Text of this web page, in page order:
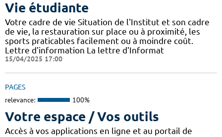
Vie étudiante
Votre cadre de vie Situation de l'Institut et son cadre
de vie, la restauration sur place ou à proximité, les
sports praticables facilement ou à moindre coût.
Lettre d'information La lettre d'Informat
15/04/2025 17:00
PAGES
relevance: 100%
Votre espace / Vos outils
Accès à vos applications en ligne et au portail de